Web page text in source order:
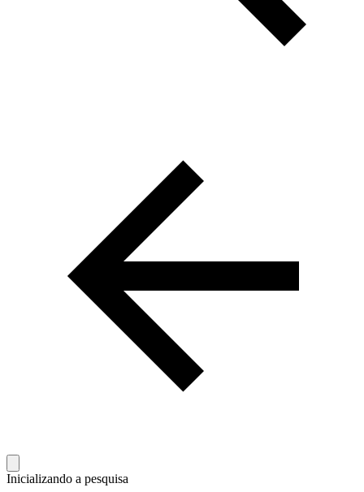
Inicializando a pesquisa